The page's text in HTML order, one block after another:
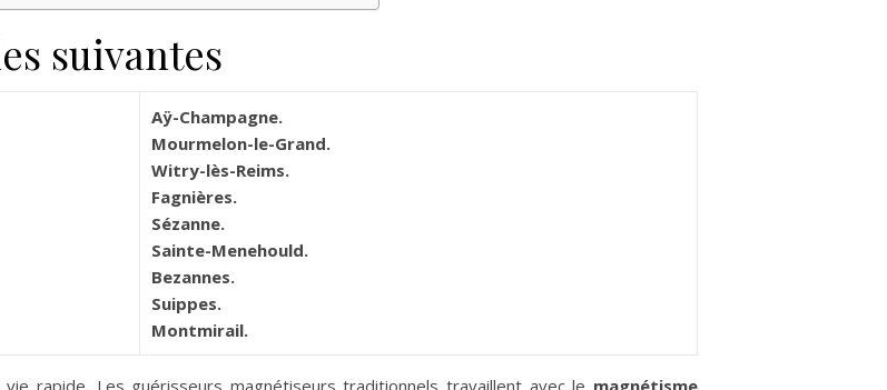
suivantes
Aÿ-Champagne.
Mourmelon-le-Grand.
Witry-lès-Reims.
Fagnières.
Sézanne.
Sainte-Menehould.
Bezannes.
Suippes.
Montmirail.
rapide. Les guérisseurs magnétiseurs traditionnels travaillent avec le magnétisme